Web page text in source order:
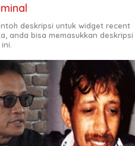
deskripsi untuk widget recent
anda bisa memasukkan deskripsi